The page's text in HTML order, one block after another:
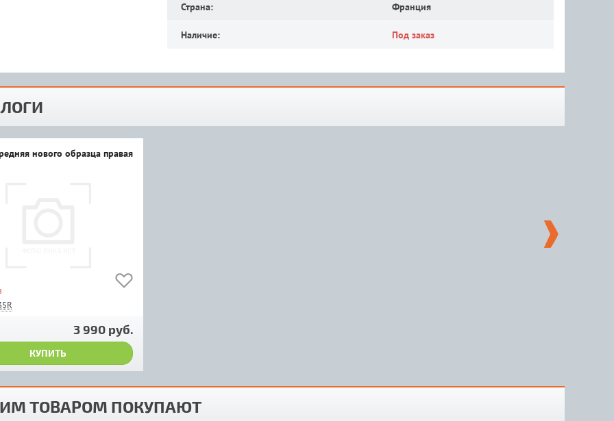
Страна: Франция
Наличие: Под заказ
нового образца правая
3 990 руб.
КУПИТЬ
ТОВАРОМ ПОКУПАЮТ